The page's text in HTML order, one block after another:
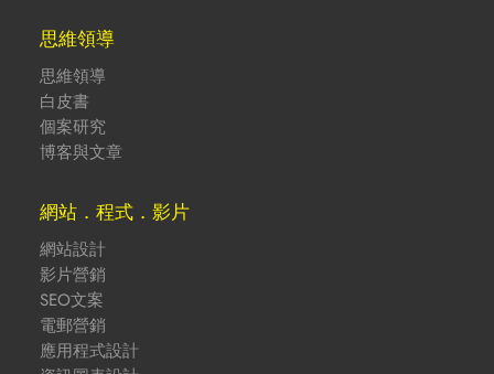
思維領導
思維領導
白皮書
個案研究
博客與文章
網站．程式．影片
網站設計
影片營銷
SEO文案
電郵營銷
應用程式設計